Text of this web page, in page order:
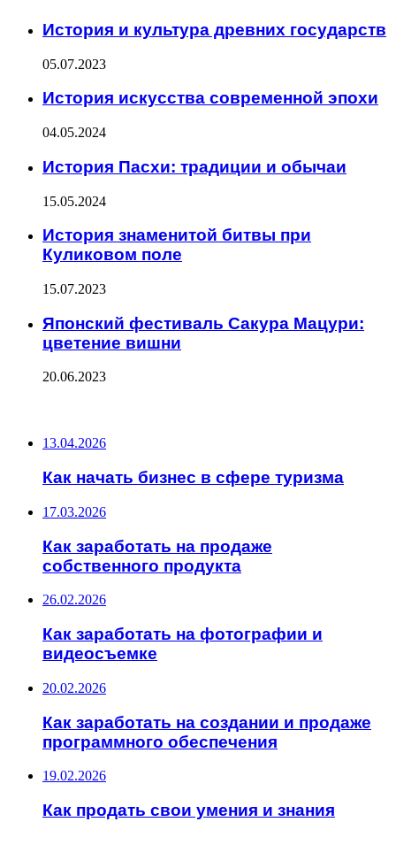
История и культура древних государств
05.07.2023
История искусства современной эпохи
04.05.2024
История Пасхи: традиции и обычаи
15.05.2024
История знаменитой битвы при
Куликовом поле
15.07.2023
Японский фестиваль Сакура Мацури:
цветение вишни
20.06.2023
13.04.2026
Как начать бизнес в сфере туризма
17.03.2026
Как заработать на продаже
собственного продукта
26.02.2026
Как заработать на фотографии и
видеосъемке
20.02.2026
Как заработать на создании и продаже
программного обеспечения
19.02.2026
Как продать свои умения и знания